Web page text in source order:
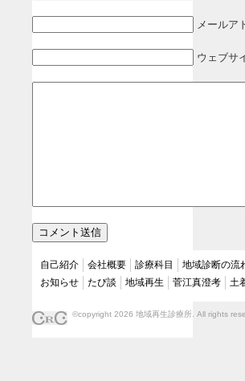
メールア
ウェブサ
自己紹介 会社概要 診療科目 地域診断の流
お知らせ
たび談 地域再生 菅江真澄考 土
©copyright 2026 地域再生診療所. All rights